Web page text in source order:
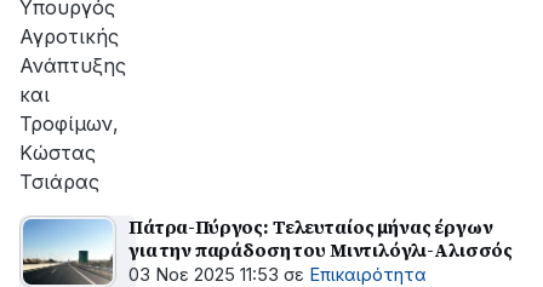
Υπουργός
Αγροτικής
Ανάπτυξης
και
Τροφίμων,
Κώστας
Τσιάρας
Πάτρα-Πύργος: Τελευταίος μήνας έργων
για την παράδοση του Μιντιλόγλι-Αλισσός
03 Νοε 2025 11:53 σε Επικαιρότητα